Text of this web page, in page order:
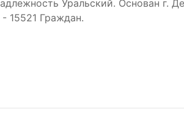
Уральский. Основан г.
15521 Граждан.